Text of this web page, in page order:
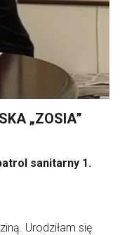
„ZOSIA”
sanitarny 1.
Urodziłam się